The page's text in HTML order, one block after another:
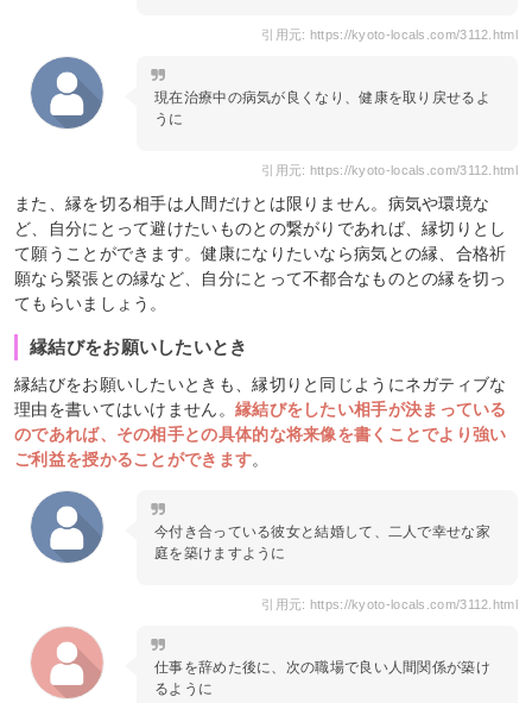
引用元: https://kyoto-locals.com/3112.html
現在治療中の病気が良くなり、健康を取り戻せるよ
うに
引用元: https://kyoto-locals.com/3112.html
また、縁を切る相手は人間だけとは限りません。病気や環境な
ど、自分にとって避けたいものとの繋がりであれば、縁切りとし
て願うことができます。健康になりたいなら病気との縁、合格祈
願なら緊張との縁など、自分にとって不都合なものとの縁を切っ
てもらいましょう。
縁結びをお願いしたいとき
縁結びをお願いしたいときも、縁切りと同じようにネガティブな
理由を書いてはいけません。 縁結びをしたい相手が決まっている
のであれば、その相手との具体的な将来像を書くことでより強い
ご利益を授かることができます。
今付き合っている彼女と結婚して、二人で幸せな家
庭を築けますように
引用元: https://kyoto-locals.com/3112.html
仕事を辞めた後に、次の職場で良い人間関係が築け
るように